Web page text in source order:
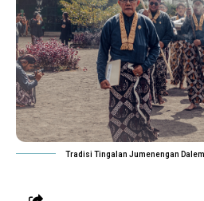
Tradisi Tingalan Jumenengan